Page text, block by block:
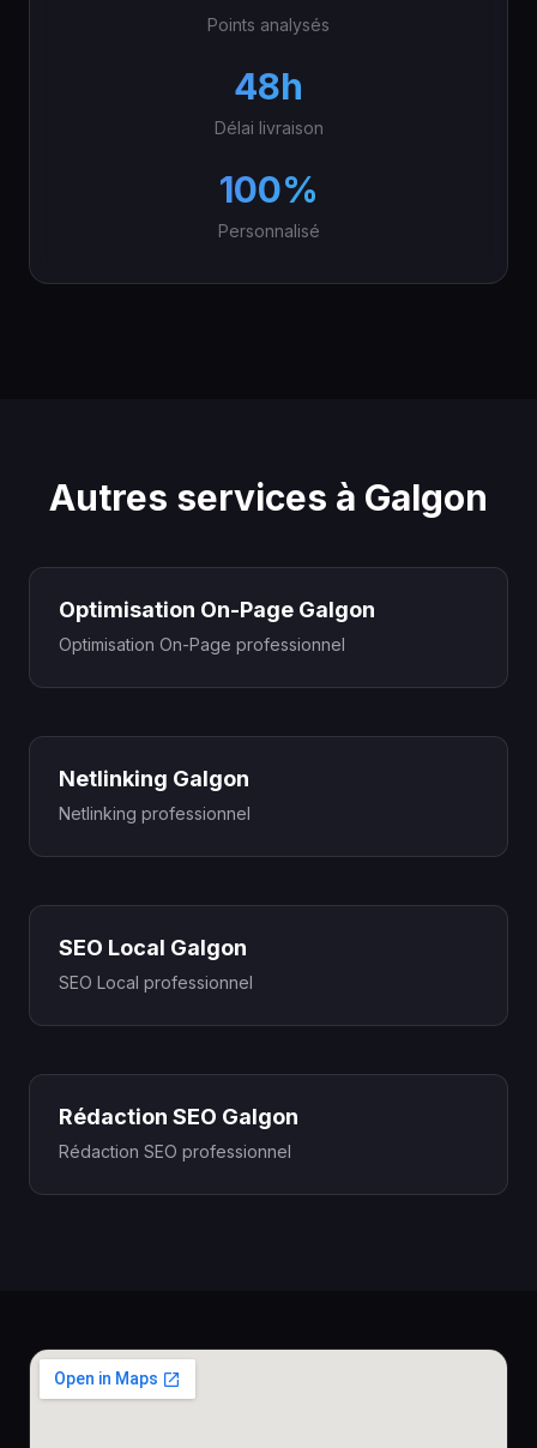
Points analysés
48h
Délai livraison
100%
Personnalisé
Autres services à Galgon
Optimisation On-Page Galgon
Optimisation On-Page professionnel
Netlinking Galgon
Netlinking professionnel
SEO Local Galgon
SEO Local professionnel
Rédaction SEO Galgon
Rédaction SEO professionnel